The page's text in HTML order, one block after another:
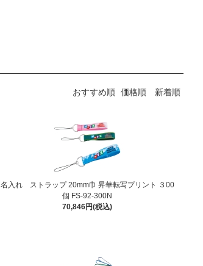
おすすめ順 価格順 新着順
名入れ ストラップ 20mm巾 昇華転写プリント ３00
個 FS-92-300N
70,846円(税込)